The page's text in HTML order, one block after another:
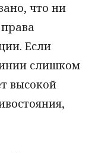
что ни
Если
слишком
высокой